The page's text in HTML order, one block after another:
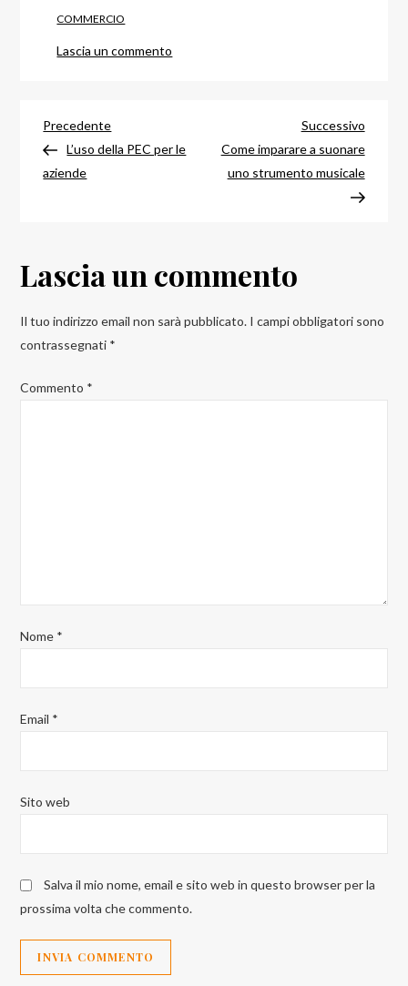
COMMERCIO
Lascia un commento
contratto
Navigazione
articoli
Articolo
precedente
Precedente
L’uso della PEC per le
aziende
Successivo
Come imparare a suonare
uno strumento musicale
Lascia un commento
Il tuo indirizzo email non sarà pubblicato. I campi obbligatori sono
contrassegnati *
Commento *
Nome *
Email *
Sito web
Salva il mio nome, email e sito web in questo browser per la
prossima volta che commento.